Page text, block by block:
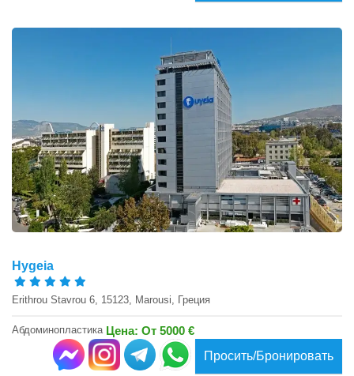
Hygeia
Erithrou Stavrou 6, 15123, Marousi, Греция
Абдоминопластика Цена: От 5000 €
Просить/Бронировать